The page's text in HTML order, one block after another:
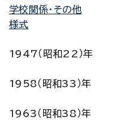
学校関係・その他
様式
1947（昭和22）年
1958（昭和33）年
1963（昭和38）年